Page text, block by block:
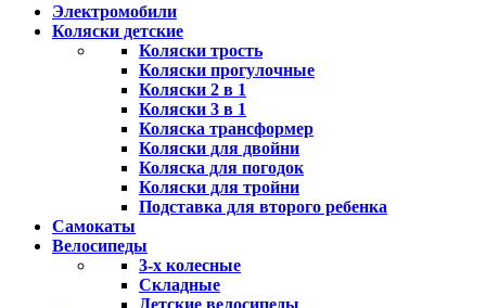
Электромобили
Коляски детские
Коляски трость
Коляски прогулочные
Коляски 2 в 1
Коляски 3 в 1
Коляска трансформер
Коляски для двойни
Коляска для погодок
Коляски для тройни
Подставка для второго ребенка
Самокаты
Велосипеды
3-х колесные
Складные
Детские велосипеды